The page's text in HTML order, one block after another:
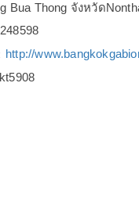
Bua Thong จังหวัด
http://
kt5908